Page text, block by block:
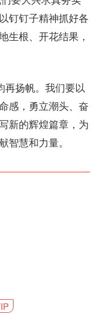
钉钉子精神抓好各
生根、开花结果，
再扬帆。我们要以
感，勇立潮头、奋
新的辉煌篇章，为
智慧和力量。